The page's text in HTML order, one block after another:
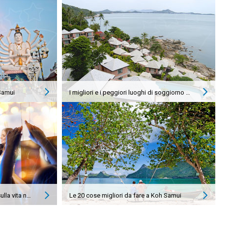
Tutto quello che c'è da sapere sulla vita notturna a Koh Samui
I migliori e i peggiori luoghi di soggiorno a Koh Samui
Le 20 cose migliori da fare a Koh Samui